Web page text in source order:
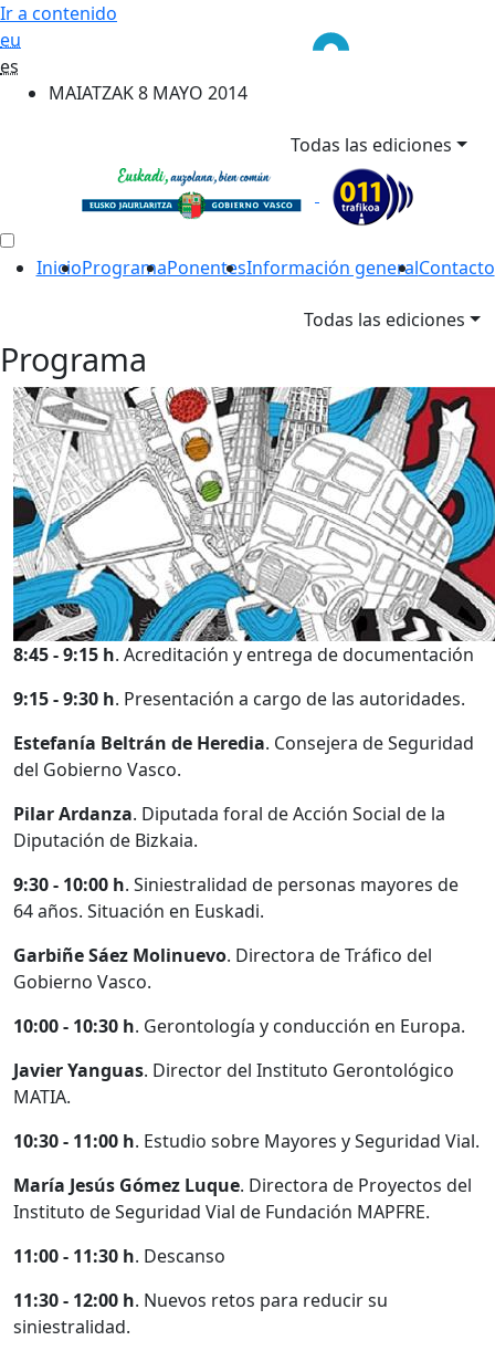
Ir a contenido
eu
es
MAIATZAK 8 MAYO 2014
Todas las ediciones
InicioProgramaPonentesInformación generalContacto
Todas las ediciones
Programa
8:45 - 9:15 h. Acreditación y entrega de documentación
9:15 - 9:30 h. Presentación a cargo de las autoridades.
Estefanía Beltrán de Heredia. Consejera de Seguridad
del Gobierno Vasco.
Pilar Ardanza. Diputada foral de Acción Social de la
Diputación de Bizkaia.
9:30 - 10:00 h. Siniestralidad de personas mayores de
64 años. Situación en Euskadi.
Garbiñe Sáez Molinuevo. Directora de Tráfico del
Gobierno Vasco.
10:00 - 10:30 h. Gerontología y conducción en Europa.
Javier Yanguas. Director del Instituto Gerontológico
MATIA.
10:30 - 11:00 h. Estudio sobre Mayores y Seguridad Vial.
María Jesús Gómez Luque. Directora de Proyectos del
Instituto de Seguridad Vial de Fundación MAPFRE.
11:00 - 11:30 h. Descanso
11:30 - 12:00 h. Nuevos retos para reducir su
siniestralidad.